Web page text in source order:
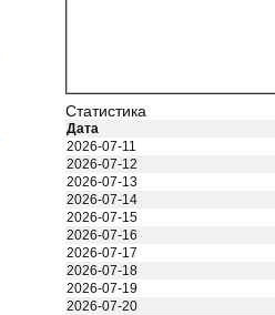
Статистика
Дата
2026-07-11
2026-07-12
2026-07-13
2026-07-14
2026-07-15
2026-07-16
2026-07-17
2026-07-18
2026-07-19
2026-07-20